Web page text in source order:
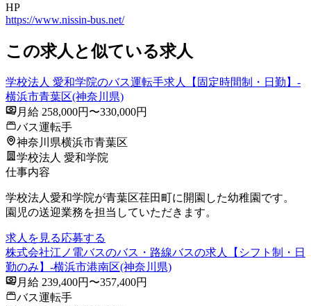
HP
https://www.nissin-bus.net/
この求人と似ている求人
学校法人 愛和学院のバス運転手求人【固定時間制・日勤】-
横浜市青葉区(神奈川県)
月給 258,000円〜330,000円
バス運転手
神奈川県横浜市青葉区
学校法人 愛和学院
仕事内容
学校法人愛和学院が青葉区荏田町に開園した幼稚園です。
園児の送迎業務を担当していただきます。
求人を見る応募する
株式会社江ノ電バスのバス・路線バスの求人【シフト制・日
勤のみ】-横浜市港南区(神奈川県)
月給 239,400円〜357,400円
バス運転手